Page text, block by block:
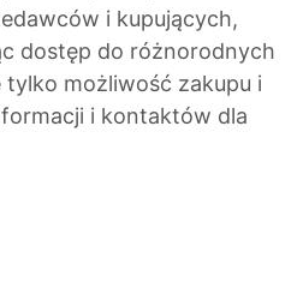
i kupujących,
dostęp do różnorodnych
tylko możliwość zakupu i
i kontaktów dla